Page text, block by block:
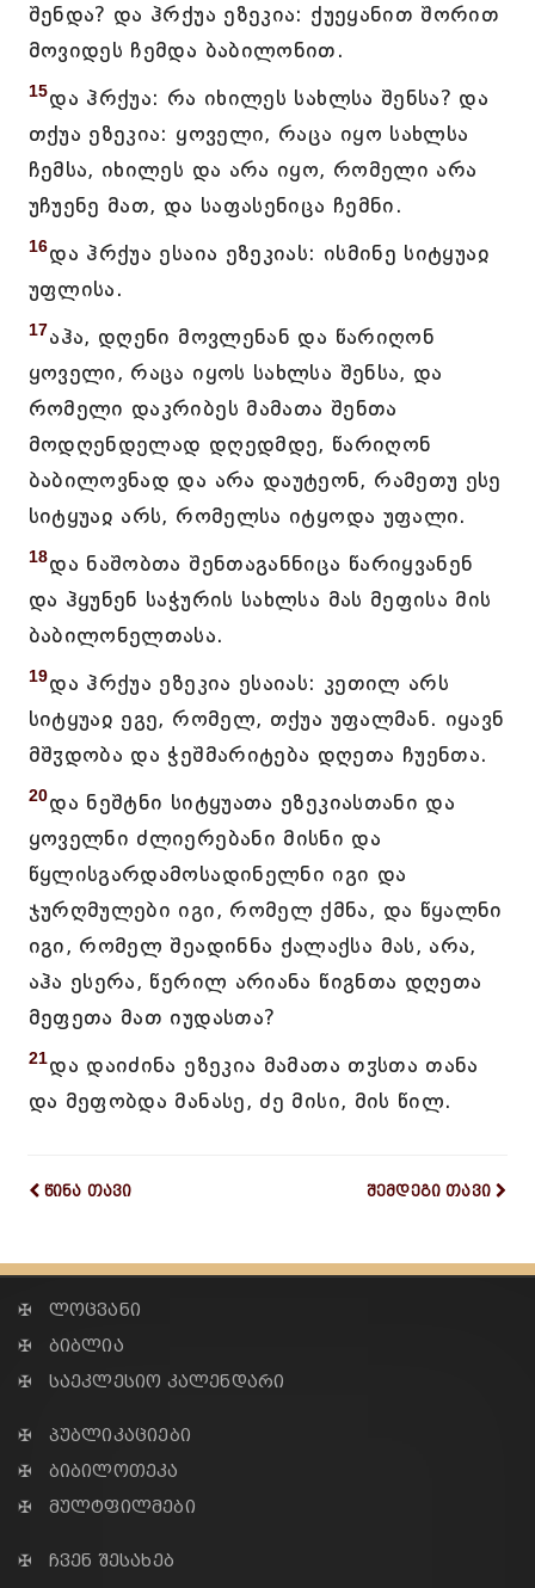
შენდა? და ჰრქუა ეზეკია: ქუეყანით შორით
მოვიდეს ჩემდა ბაბილონით.
15და ჰრქუა: რა იხილეს სახლსა შენსა? და
თქუა ეზეკია: ყოველი, რაცა იყო სახლსა
ჩემსა, იხილეს და არა იყო, რომელი არა
უჩუენე მათ, და საფასენიცა ჩემნი.
16და ჰრქუა ესაია ეზეკიას: ისმინე სიტყუაჲ
უფლისა.
17აჰა, დღენი მოვლენან და წარიღონ
ყოველი, რაცა იყოს სახლსა შენსა, და
რომელი დაკრიბეს მამათა შენთა
მოდღენდელად დღედმდე, წარიღონ
ბაბილოვნად და არა დაუტეონ, რამეთუ ესე
სიტყუაჲ არს, რომელსა იტყოდა უფალი.
18და ნაშობთა შენთაგანნიცა წარიყვანენ
და ჰყუნენ საჭურის სახლსა მას მეფისა მის
ბაბილონელთასა.
19და ჰრქუა ეზეკია ესაიას: კეთილ არს
სიტყუაჲ ეგე, რომელ, თქუა უფალმან. იყავნ
მშჳდობა და ჭეშმარიტება დღეთა ჩუენთა.
20და ნეშტნი სიტყუათა ეზეკიასთანი და
ყოველნი ძლიერებანი მისნი და
წყლისგარდამოსადინელნი იგი და
ჯურღმულები იგი, რომელ ქმნა, და წყალნი
იგი, რომელ შეადინნა ქალაქსა მას, არა,
აჰა ესერა, წერილ არიანა წიგნთა დღეთა
მეფეთა მათ იუდასთა?
21და დაიძინა ეზეკია მამათა თჳსთა თანა
და მეფობდა მანასე, ძე მისი, მის წილ.
წინა თავი შემდეგი თავი
✠ ლოცვანი
✠ ბიბლია
✠ საეკლესიო კალენდარი
✠ პუბლიკაციები
✠ ბიბილოთეკა
✠ მულტფილმები
✠ ჩვენ შესახებ